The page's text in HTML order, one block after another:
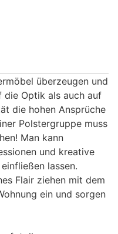
überzeugen und
Optik als auch auf
die hohen Ansprüche
Polstergruppe muss
Man kann
und kreative
lassen.
Flair ziehen mit dem
ein und sorgen